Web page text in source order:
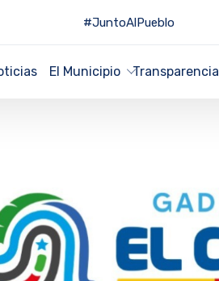
#JuntoAlPueblo
El Municipio Transparencia